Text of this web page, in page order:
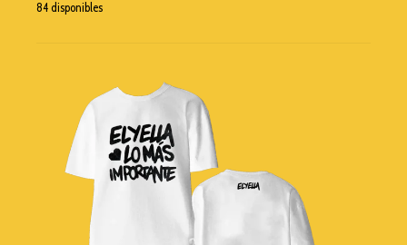
84 disponibles